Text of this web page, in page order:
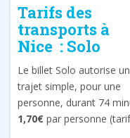
Tarifs des
transports à
Nice : Solo
Le billet Solo autorise un
trajet simple, pour une
personne, durant 74
1,70€ par personne